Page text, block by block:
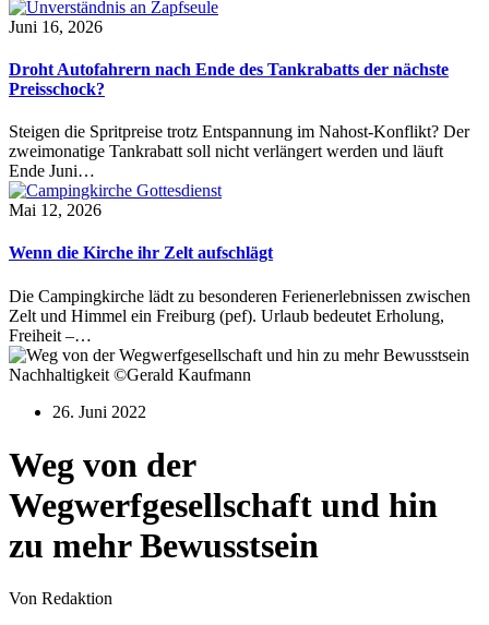
Juni 16, 2026
Droht Autofahrern nach Ende des Tankrabatts der nächste
Preisschock?
Steigen die Spritpreise trotz Entspannung im Nahost-Konflikt? Der
zweimonatige Tankrabatt soll nicht verlängert werden und läuft
Ende Juni…
Mai 12, 2026
Wenn die Kirche ihr Zelt aufschlägt
Die Campingkirche lädt zu besonderen Ferienerlebnissen zwischen
Zelt und Himmel ein Freiburg (pef). Urlaub bedeutet Erholung,
Freiheit –…
Nachhaltigkeit ©Gerald Kaufmann
26. Juni 2022
Weg von der
Wegwerfgesellschaft und hin
zu mehr Bewusstsein
Von Redaktion